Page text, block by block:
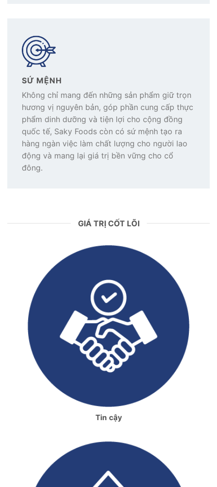
SỨ MỆNH
Không chỉ mang đến những sản phẩm giữ trọn
hương vị nguyên bản, góp phần cung cấp thực
phẩm dinh dưỡng và tiện lợi cho cộng đồng
quốc tế, Saky Foods còn có sứ mệnh tạo ra
hàng ngàn việc làm chất lượng cho người lao
động và mang lại giá trị bền vững cho cổ
đông.
GIÁ TRỊ CỐT LÕI
Tin cậy